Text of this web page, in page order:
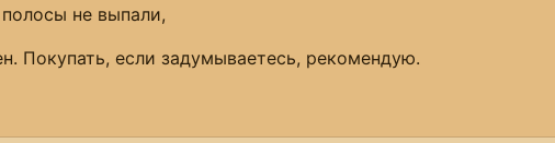
не выпали,
Покупать, если задумываетесь, рекомендую.